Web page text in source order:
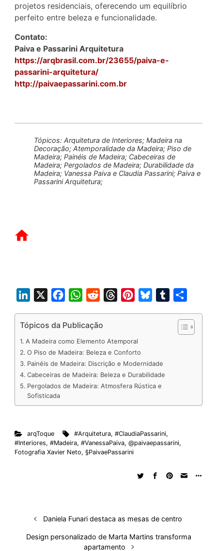
projetos residenciais, oferecendo um equilíbrio
perfeito entre beleza e funcionalidade.
Contato:
Paiva e Passarini Arquitetura
https://arqbrasil.com.br/23655/paiva-e-
passarini-arquitetura/
http://paivaepassarini.com.br
Tópicos: Arquitetura de Interiores; Madeira na
Decoração; Atemporalidade da Madeira; Piso de
Madeira; Painéis de Madeira; Cabeceiras de
Madeira; Pergolados de Madeira; Durabilidade da
Madeira; Vanessa Paiva e Claudia Passarini; Paiva e
Passarini Arquitetura;
n
e
d
I
n
c
b
o
o
k
W
a
s
A
p
p
d
i
t
a
d
s
e
r
e
s
t
k
y
a
r
Tópicos da Publicação
A Madeira como Elemento Atemporal
O Piso de Madeira: Beleza e Conforto
Painéis de Madeira: Discrição e Modernidade
Cabeceiras de Madeira: Beleza e Durabilidade
Pergolados de Madeira: Atmosfera Rústica e
Sofisticada
arqToque #Arquitetura,#ClaudiaPassarini,
#Interiores, #Madeira, #VanessaPaiva, @paivaepassarini,
Fotografia Xavier Neto, §PaivaePassarini
Daniela Funari destaca as mesas de centro
Design personalizado de Marta Martins transforma
apartamento